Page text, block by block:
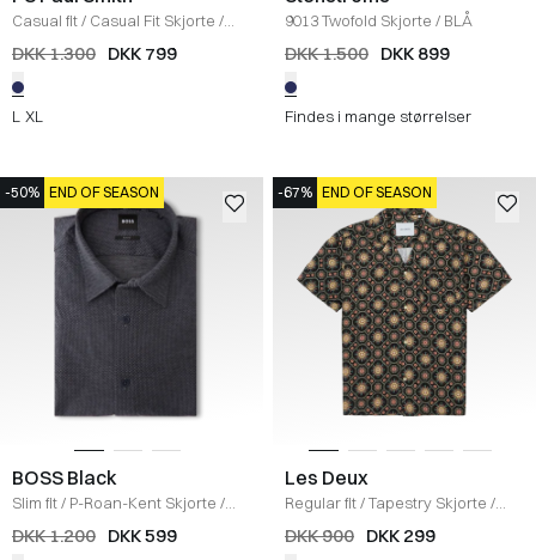
Casual fit/ Casual Fit Skjorte /
BLUE
DKK 1.300 DKK 799
L XL
9013 Twofold Skjorte / BLÅ
DKK 1.500 DKK 899
Findes i mange størrelser
-50% END OF SEASON
BOSS Black
Slim fit/ P-Roan-Kent Skjorte /
NAVY
DKK 1.200 DKK 599
-67% END OF SEASON
Les Deux
Regular fit/Tapestry Skjorte /
BLACK/SURPLUS GREEN
DKK 900 DKK 299